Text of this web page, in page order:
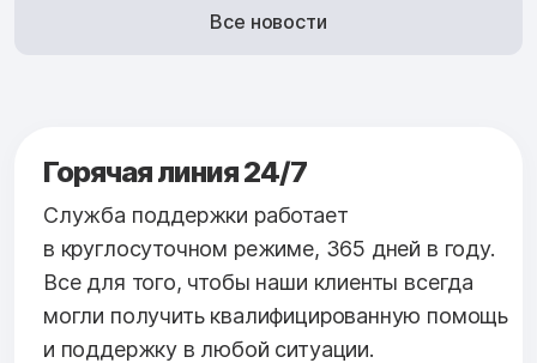
Все новости
Горячая линия 24/7
Служба поддержки работает
в круглосуточном режиме, 365 дней в году.
Все для того, чтобы наши клиенты всегда
могли получить квалифицированную помощь
и поддержку в любой ситуации.